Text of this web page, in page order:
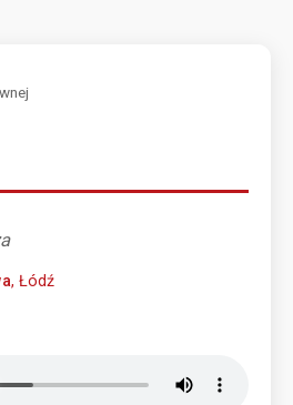
, Łódź